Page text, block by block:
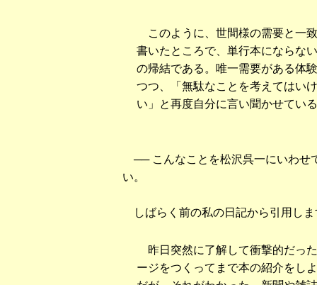
このように、世間様の需要と一
書いたところで、単行本にならな
の帰結である。唯一需要がある体
つつ、「無駄なことを考えてはい
い」と再度自分に言い聞かせてい
── こんなことを松沢呉一にいわせ
い。
しばらく前の私の日記から引用しま
昨日突然に了解して衝撃的だっ
ージをつくってまで本の紹介をし